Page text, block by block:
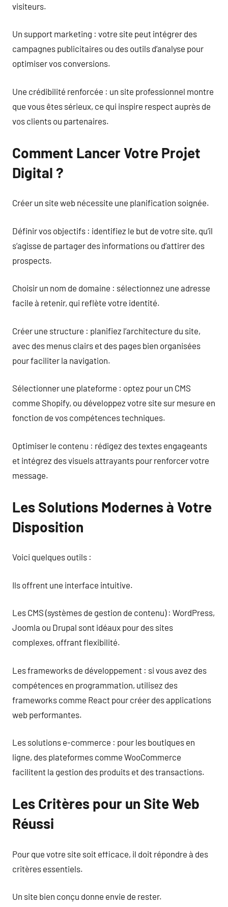
visiteurs.
Un support marketing : votre site peut intégrer des
campagnes publicitaires ou des outils d’analyse pour
optimiser vos conversions.
Une crédibilité renforcée : un site professionnel montre
que vous êtes sérieux, ce qui inspire respect auprès de
vos clients ou partenaires.
Comment Lancer Votre Projet
Digital ?
Créer un site web nécessite une planification soignée.
Définir vos objectifs : identifiez le but de votre site, qu’il
s’agisse de partager des informations ou d’attirer des
prospects.
Choisir un nom de domaine : sélectionnez une adresse
facile à retenir, qui reflète votre identité.
Créer une structure : planifiez l’architecture du site,
avec des menus clairs et des pages bien organisées
pour faciliter la navigation.
Sélectionner une plateforme : optez pour un CMS
comme Shopify, ou développez votre site sur mesure en
fonction de vos compétences techniques.
Optimiser le contenu : rédigez des textes engageants
et intégrez des visuels attrayants pour renforcer votre
message.
Les Solutions Modernes à Votre
Disposition
Voici quelques outils :
Ils offrent une interface intuitive.
Les CMS (systèmes de gestion de contenu) : WordPress,
Joomla ou Drupal sont idéaux pour des sites
complexes, offrant flexibilité.
Les frameworks de développement : si vous avez des
compétences en programmation, utilisez des
frameworks comme React pour créer des applications
web performantes.
Les solutions e-commerce : pour les boutiques en
ligne, des plateformes comme WooCommerce
facilitent la gestion des produits et des transactions.
Les Critères pour un Site Web
Réussi
Pour que votre site soit efficace, il doit répondre à des
critères essentiels.
Un site bien conçu donne envie de rester.